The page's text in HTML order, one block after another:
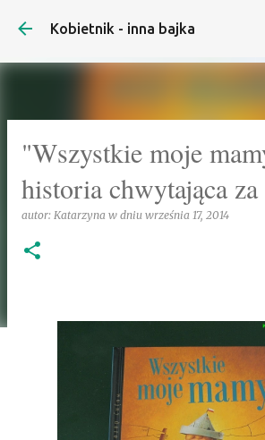
Przejdź do głównej
Kobietnik - inna bajka
"Wszystkie moje
historia chwytająca za
autor: Katarzyna w dniu września 17, 2014